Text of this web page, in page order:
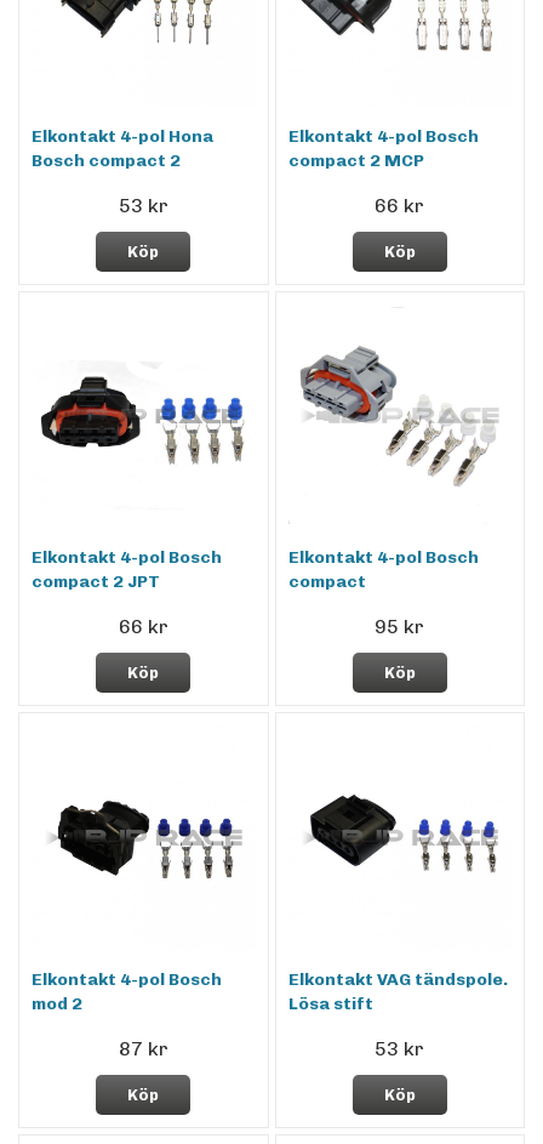
Elkontakt 4-pol Hona
Bosch compact 2
53 kr
Köp
Elkontakt 4-pol Bosch
compact 2 MCP
66 kr
Köp
Elkontakt 4-pol Bosch
compact 2 JPT
66 kr
Köp
Elkontakt 4-pol Bosch
compact
95 kr
Köp
Elkontakt 4-pol Bosch
mod 2
87 kr
Köp
Elkontakt VAG tändspole.
Lösa stift
53 kr
Köp